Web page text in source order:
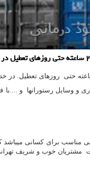
و وسایل رستورانها و
برای کسانی میباشد که
مشتریان خوب و شریف